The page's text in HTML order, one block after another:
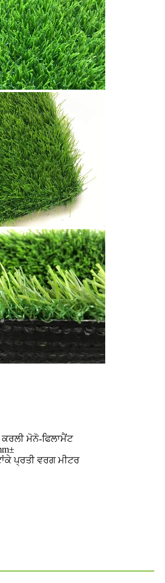
ਕਰਲੀ ਮੋਨੋ-ਫਿਲਾਮੈਂਟ
ਪ੍ਰਤੀ ਵਰਗ ਮੀਟਰ